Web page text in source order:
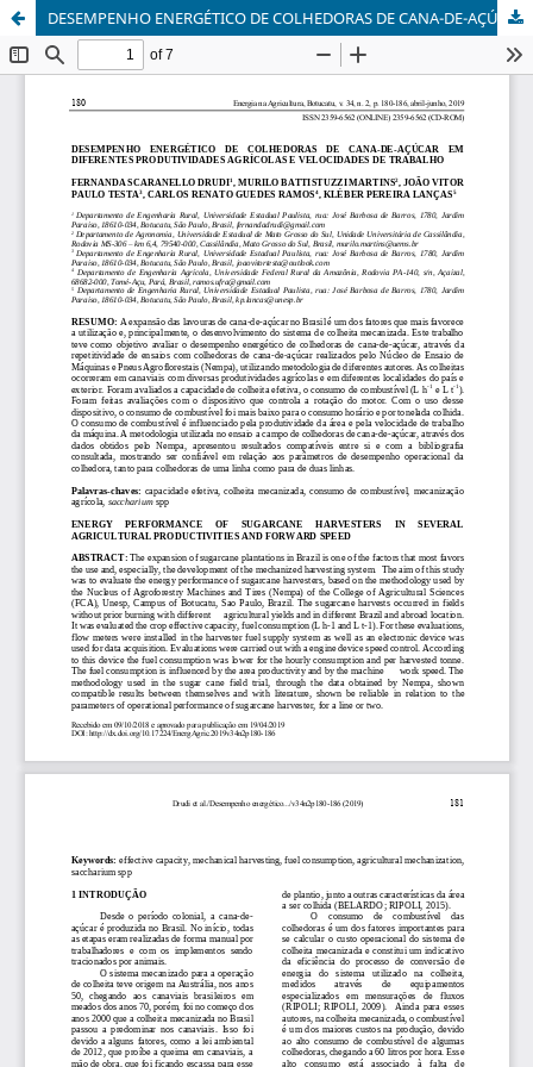
DESEMPENHO ENERGÉTICO DE COLHEDORAS DE CANA-DE-AÇÚCAR EM DIFERENTES PRODUTIVIDADES AGRÍCOLAS E VELOCIDADES DE TRABALHO